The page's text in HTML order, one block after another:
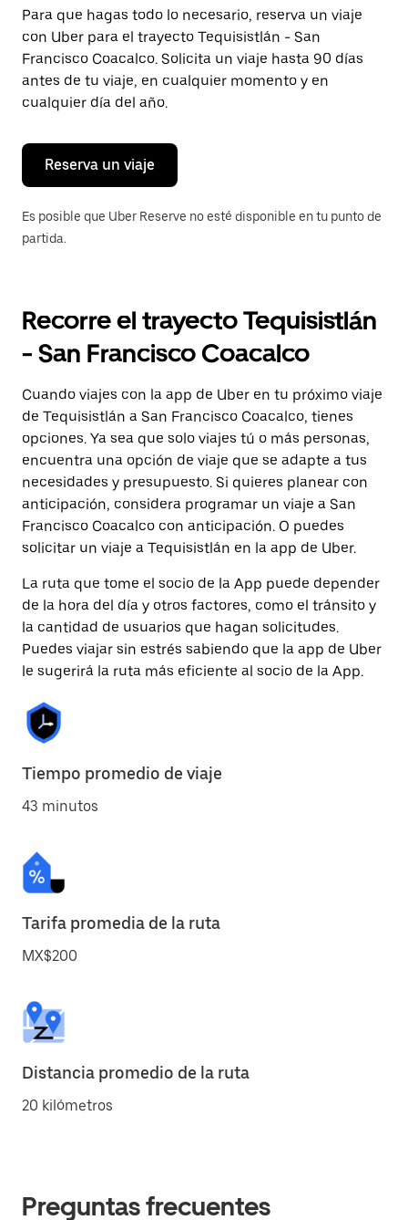
Presiona
la
tecla Esc
para
cerrar
el
calendario.
Para que hagas todo lo necesario, reserva un viaje
con Uber para el trayecto Tequisistlán - San
Francisco Coacalco. Solicita un viaje hasta 90 días
antes de tu viaje, en cualquier momento y en
cualquier día del año.
Reserva un viaje
Es posible que Uber Reserve no esté disponible en tu punto de
partida.
Recorre el trayecto Tequisistlán
- San Francisco Coacalco
Cuando viajes con la app de Uber en tu próximo viaje
de Tequisistlán a San Francisco Coacalco, tienes
opciones. Ya sea que solo viajes tú o más personas,
encuentra una opción de viaje que se adapte a tus
necesidades y presupuesto. Si quieres planear con
anticipación, considera programar un viaje a San
Francisco Coacalco con anticipación. O puedes
solicitar un viaje a Tequisistlán en la app de Uber.
La ruta que tome el socio de la App puede depender
de la hora del día y otros factores, como el tránsito y
la cantidad de usuarios que hagan solicitudes.
Puedes viajar sin estrés sabiendo que la app de Uber
le sugerirá la ruta más eficiente al socio de la App.
Tiempo promedio de viaje
43 minutos
Tarifa promedia de la ruta
MX$200
Distancia promedio de la ruta
20 kilómetros
Preguntas frecuentes